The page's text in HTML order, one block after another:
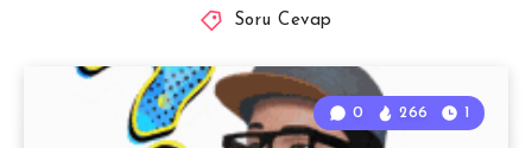
Soru Cevap
0 266 1